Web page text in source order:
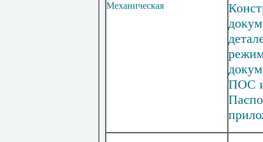
Механическая
ПОС